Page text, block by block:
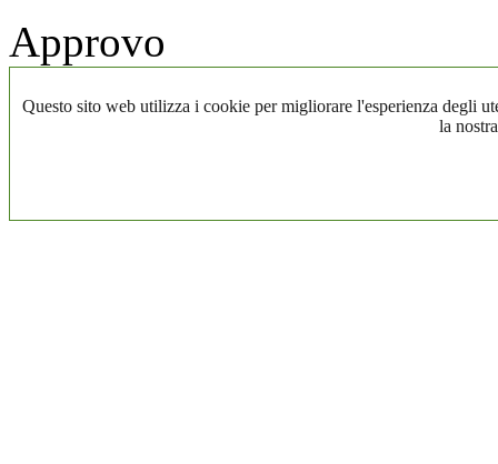
Approvo
Questo sito web utilizza i cookie per migliorare l'esperienza degli
la